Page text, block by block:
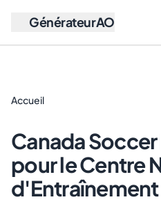
GénérateurAO
Accueil
Canada Soccer
pour le Centre
d'Entraînement